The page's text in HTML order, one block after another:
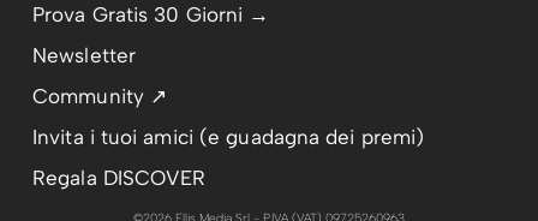
Prova Gratis 30 Giorni →
Newsletter
Community ↗
Invita i tuoi amici (e guadagna dei premi)
Regala DISCOVER